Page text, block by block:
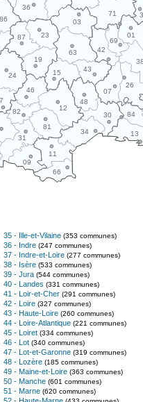
11
12
13
15
19
23
24
26
30
31
34
36
42
43
46
48
63
66
69
01
03
07
09
71
81
82 84
86
87
35 - Ille-et-Vilaine (353 communes)
36 - Indre (247 communes)
37 - Indre-et-Loire (277 communes)
38 - Isère (533 communes)
39 - Jura (544 communes)
40 - Landes (331 communes)
41 - Loir-et-Cher (291 communes)
42 - Loire (327 communes)
43 - Haute-Loire (260 communes)
44 - Loire-Atlantique (221 communes)
45 - Loiret (334 communes)
46 - Lot (340 communes)
47 - Lot-et-Garonne (319 communes)
48 - Lozère (185 communes)
49 - Maine-et-Loire (363 communes)
50 - Manche (601 communes)
51 - Marne (620 communes)